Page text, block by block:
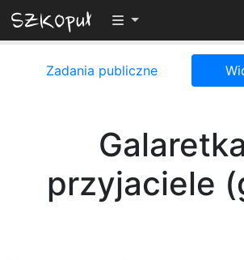
Przełącz widoczność
Zadania publiczne
przyjaciele